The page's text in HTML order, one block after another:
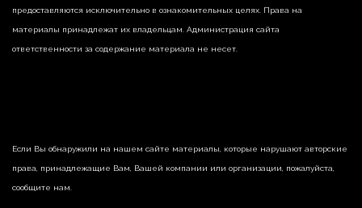
предоставляются исключительно в ознакомительных целях. Права на
материалы принадлежат их владельцам. Администрация сайта
ответственности за содержание материала не несет.
Если Вы обнаружили на нашем сайте материалы, которые нарушают авторские
права, принадлежащие Вам, Вашей компании или организации, пожалуйста,
сообщите нам.